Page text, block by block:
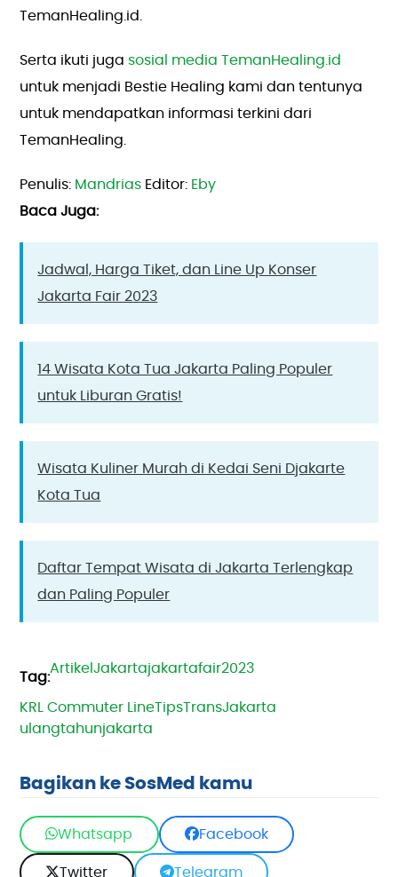
TemanHealing.id.
Serta ikuti jugasosial media TemanHealing.id
untuk menjadi Bestie Healing kami dan tentunya
untuk mendapatkan informasi terkini dari
TemanHealing.
Penulis: Mandrias Editor: Eby
Baca Juga:
Jadwal, Harga Tiket, dan Line Up Konser
Jakarta Fair 2023
14 Wisata Kota Tua Jakarta Paling Populer
untuk Liburan Gratis!
Wisata Kuliner Murah di Kedai Seni Djakarte
Kota Tua
Daftar Tempat Wisata di Jakarta Terlengkap
dan Paling Populer
ArtikelJakartajakartafair2023
KRL Commuter LineTipsTransJakarta
ulangtahunjakarta
Bagikan ke SosMed kamu
Whatsapp Facebook
Twitter Telegram